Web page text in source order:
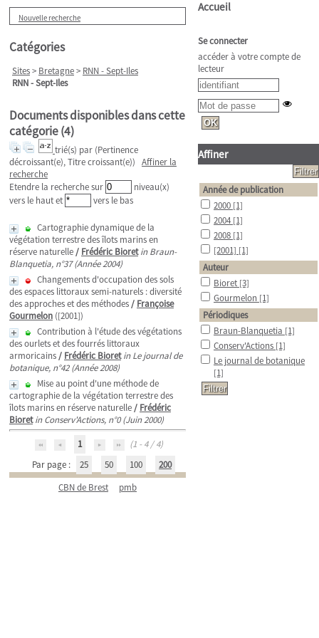
Nouvelle recherche
Catégories
Sites> Bretagne> RNN - Sept-Iles
RNN - Sept-Iles
Documents disponibles dans cette
catégorie (4)
trié(s) par (Pertinence
décroissant(e), Titre croissant(e)) Affiner la
recherche
Etendre la recherche sur
niveau(x)
vers le haut et
vers le bas
Cartographie dynamique de la
végétation terrestre des îlots marins en
réserve naturelle/ Frédéric Bioret in Braun-
Blanquetia, n°37 (Année 2004)
Changements d'occupation des sols
des espaces littoraux semi-naturels : diversité
des approches et des méthodes/ Françoise
Gourmelon ([2001])
Contribution à l'étude des végétations
des ourlets et des fourrés littoraux
armoricains/ Frédéric Bioret in Le journal de
botanique, n°42 (Année 2008)
Mise au point d'une méthode de
cartographie de la végétation terrestre des
îlots marins en réserve naturelle/ Frédéric
Bioret in Conserv'Actions, n°0 (Juin 2000)
1
(1 - 4 / 4)
Par page :
25 50 100
200
CBN de Brest
pmb
Accueil
Se connecter
accéder à votre compte de
lecteur
Affiner
Année de publication
2000 [1]
2004 [1]
2008 [1]
[2001] [1]
Auteur
Bioret [3]
Gourmelon [1]
Périodiques
Braun-Blanquetia [1]
Conserv'Actions [1]
Le journal de botanique
[1]